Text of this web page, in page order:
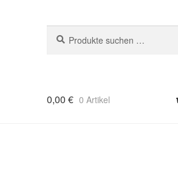
nach:
0,00 € 0 Artikel